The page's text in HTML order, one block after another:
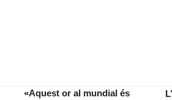
«Aquest or al mundial és